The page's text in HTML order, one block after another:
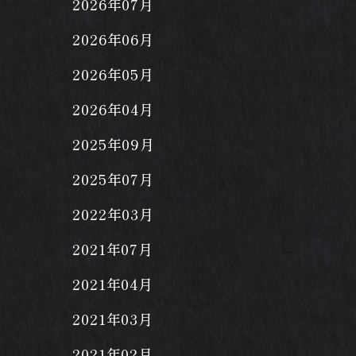
2026年06月
2026年05月
2026年04月
2025年09月
2025年07月
2022年03月
2021年07月
2021年04月
2021年03月